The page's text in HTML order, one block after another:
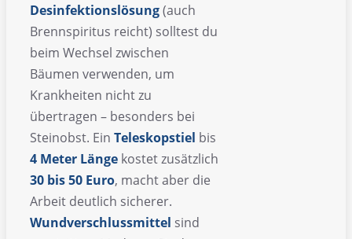
Desinfektionslösung(auch
Brennspiritus reicht) solltest du
beim Wechsel zwischen
Bäumen verwenden, um
Krankheiten nicht zu
übertragen – besonders bei
Steinobst. Ein Teleskopstiel bis
4 Meter Länge kostet zusätzlich
30 bis 50 Euro, macht aber die
Arbeit deutlich sicherer.
Wundverschlussmittel sind